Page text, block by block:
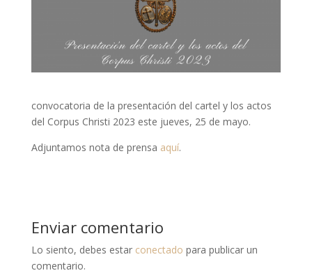
convocatoria de la presentación del cartel y los actos
del Corpus Christi 2023 este jueves, 25 de mayo.
Adjuntamos nota de prensa aquí.
Enviar comentario
Lo siento, debes estar conectado para publicar un
comentario.